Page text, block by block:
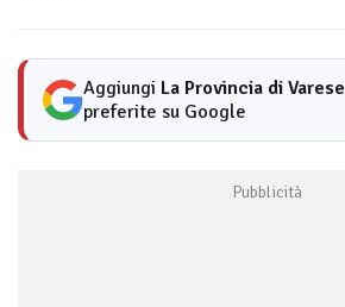
Aggiungi La Provincia di Varese
preferite su Google